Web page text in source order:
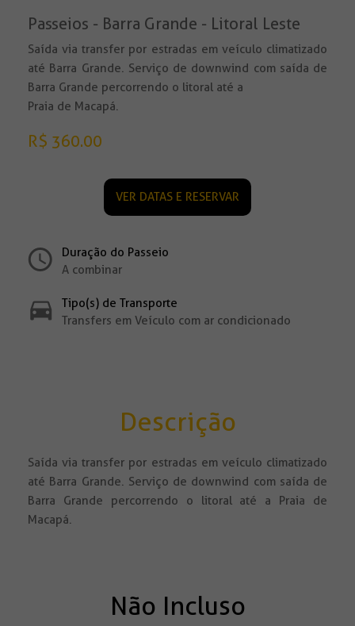
Passeios - Barra Grande - Litoral Leste
Saída via transfer por estradas em veículo climatizado
até Barra Grande. Serviço de downwind com saída de
Barra Grande percorrendo o litoral até a
Praia de Macapá.
R$ 360.00
VER DATAS E RESERVAR
Duração do Passeio
A combinar
Tipo(s) de Transporte
Transfers em Veículo com ar condicionado
Descrição
Saída via transfer por estradas em veículo climatizado
até Barra Grande. Serviço de downwind com saída de
Barra Grande percorrendo o litoral até a Praia de
Macapá.
Não Incluso